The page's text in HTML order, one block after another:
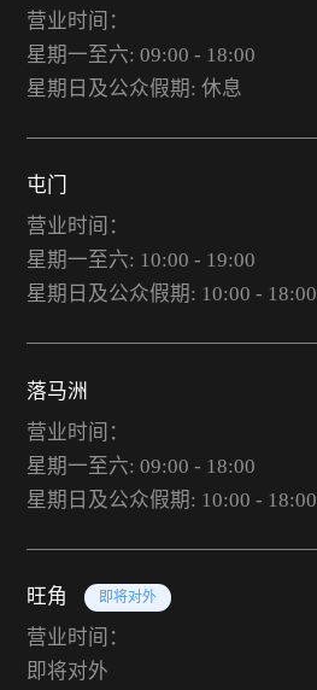
营业时间：
星期一至六: 09:00 - 18:00
星期日及公众假期: 休息
屯门
营业时间：
星期一至六: 10:00 - 19:00
星期日及公众假期: 10:00 - 18:00
落马洲
营业时间：
星期一至六: 09:00 - 18:00
星期日及公众假期: 10:00 - 18:00
旺角 即将对外
营业时间：
即将对外